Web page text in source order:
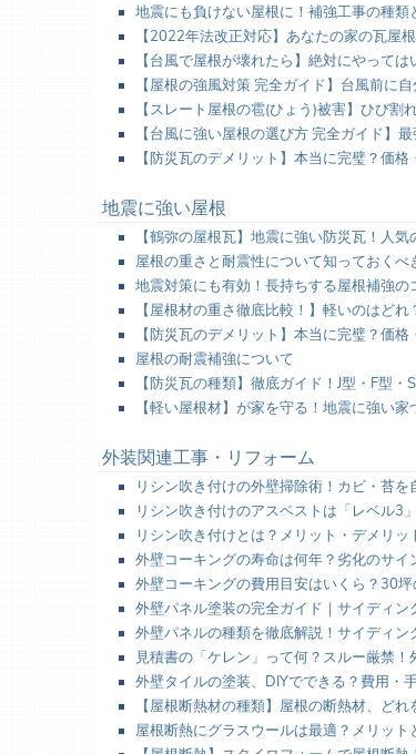
地震にも負けない屋根に！補強工事の種類
【2022年法改正対応】あなたの家の瓦屋
【台風で屋根が壊れたら】絶対にやって
【屋根の強風対策 完全ガイド】台風前に
【スレート屋根の雹(ひょう)被害】ひび
【台風に強い屋根の選び方 完全ガイド】
【防災瓦のデメリット】本当に完璧？価
地震に強い屋根
【鶴弥の屋根瓦】地震に強い防災瓦！人
屋根の重さと耐震性について知っておくべ
地震対策にも有効！長持ちする屋根補強
【屋根材の重さ徹底比較！】軽いのはど
【防災瓦のデメリット】本当に完璧？価
屋根の耐震補強について
【防災瓦の種類】徹底ガイド！J型・F型
【軽い屋根材】が家を守る！地震に強い
外装関連工事・リフォーム
リシン吹き付けの外壁掃除術！カビ・苔
リシン吹き付けのアスベストは「レベル3
リシン吹き付けとは？メリット・デメリ
外壁コーキングの寿命は何年？劣化のサ
外壁コーキングの費用目安はいくら？30
外壁パネル塗装の完全ガイド｜サイディ
外壁パネルの種類を徹底解説！サイディ
見積書の「ケレン」って何？スルー厳禁
外壁タイルの塗装、DIYでできる？費用・
【屋根断熱材の種類】屋根の断熱材、ど
屋根断熱にグラスウールは最適？メリッ